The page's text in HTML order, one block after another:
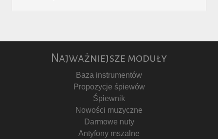
Najważniejsze moduły
Baza instrumentów
Propozycje śpiewów
Śpiewnik
Nowości muzyczne
Darmowe nuty
Antyfony mszalne